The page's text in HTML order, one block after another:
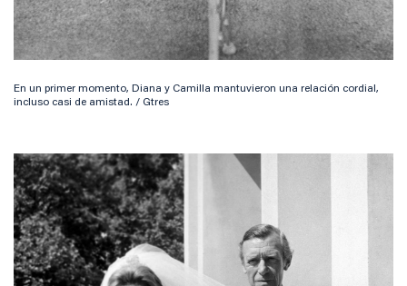
En un primer momento, Diana y Camilla mantuvieron una relación cordial,
incluso casi de amistad. / Gtres